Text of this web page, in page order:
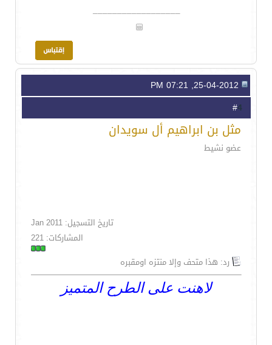
__________________
4
مثل بن ابراهيم أل سويدان
عضو نشيط
تاريخ التسجيل: Jan 2011
المشاركات: 221
رد: هذا متحف وإلا منتزه اومقبره
لاهنت على الطرح المتميز